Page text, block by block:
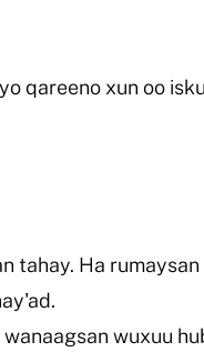
qareeno xun oo
tahay. Ha
wuxuu